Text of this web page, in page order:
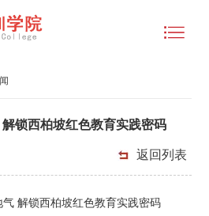
锁西柏坡红色教育实践密码
返回列表
解锁西柏坡红色教育实践密码